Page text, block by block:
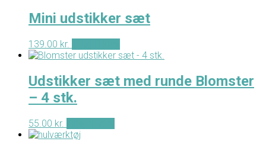
Mini udstikker sæt
139.00 kr.
Udstikker sæt med runde Blomster
– 4 stk.
55.00 kr.